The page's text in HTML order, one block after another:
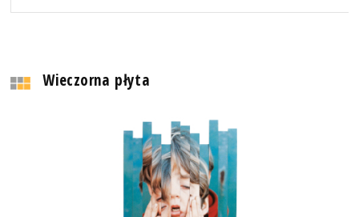
Wieczorna płyta